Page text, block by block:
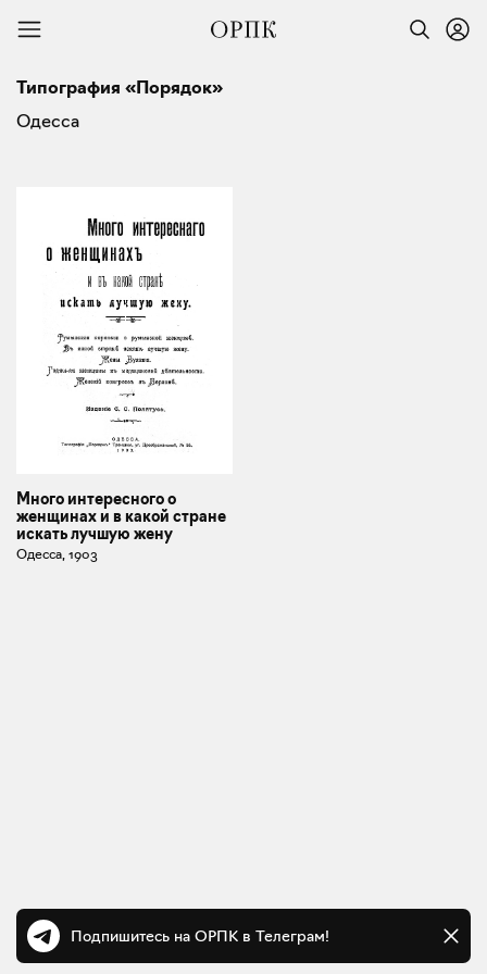
Типография «Порядок»
Одесса
Много интересного о
женщинах и в какой стране
искать лучшую жену
Одесса, 1903
Подпишитесь на ОРПК в Телеграм!